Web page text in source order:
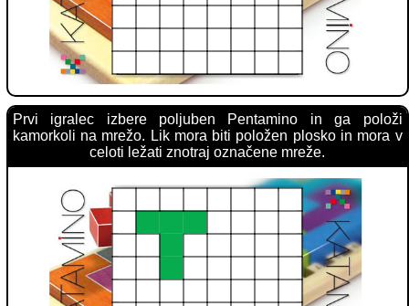
Prvi igralec izbere poljuben Pentamino in ga položi
kamorkoli na mrežo. Lik mora biti položen plosko in mora v
celoti ležati znotraj označene mreže.